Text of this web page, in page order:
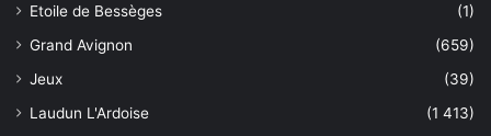
Etoile de Bessèges
(1)
Grand Avignon
(659)
Jeux
(39)
Laudun L'Ardoise
(1 413)